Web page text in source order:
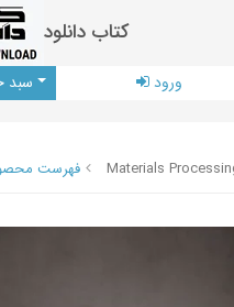
کتاب دانلود
سبد ورود
فهرست Materials